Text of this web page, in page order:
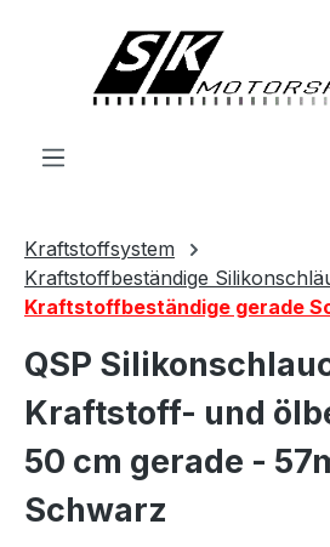
Kraftstoffsystem
Kraftstoffbeständige
Kraftstoffbeständige gerade
QSP
Kraftstoff- und
50 cm gerade -
Schwarz